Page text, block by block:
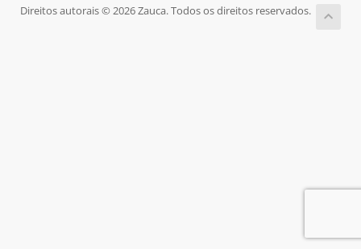
Direitos autorais © 2026 Zauca. Todos os direitos reservados.